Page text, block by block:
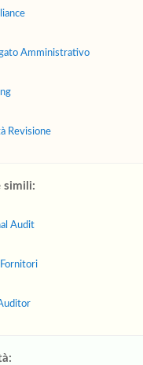
Amministrativo
Revisione
simili:
Audit